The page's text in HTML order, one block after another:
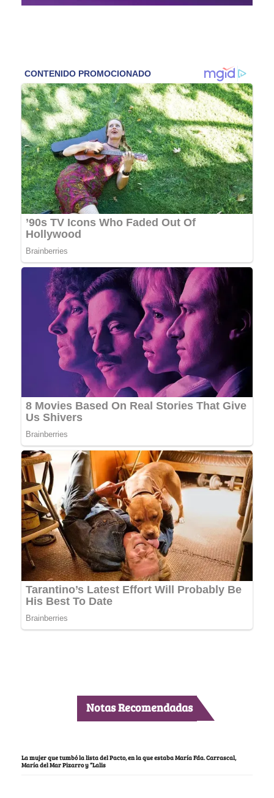
Notas Recomendadas
La mujer que tumbó la lista del Pacto, en la que estaba María Fda. Carrascal,
María del Mar Pizarro y “Lalis